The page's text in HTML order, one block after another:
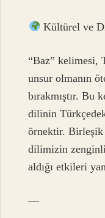
Kültürel ve
“Baz” kelimesi,
unsur olmanın
bırakmıştır. Bu
dilinin
örnektir. Birleşik
dilimizin
aldığı etkileri
—